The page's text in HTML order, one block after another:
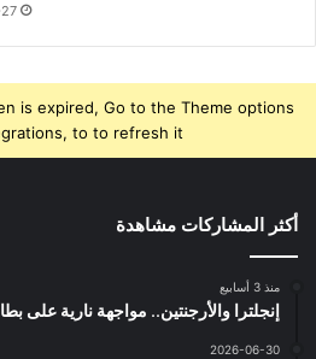
is expired, Go to the Theme options
to to refresh it.
أكثر المشاركات مشاهدة
منذ 3 أسابيع
إنجلترا والأرجنتين.. مواجهة نارية على بطاقة
2026-06-30